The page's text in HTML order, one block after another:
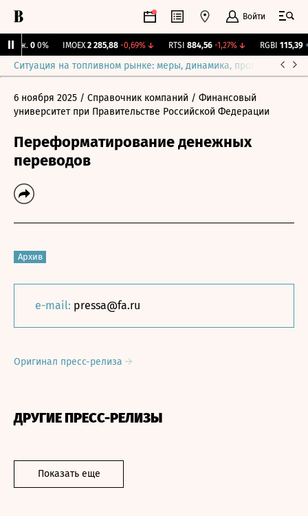
Войти
0 0% IMOEX 2 285,88 -0,69%↓ RTSI 884,56 -1,27%↓ RGBI 115,39
Ситуация на топливном рынке: меры, динамика, прогнозы
6 ноября 2025 / Справочник компаний / Финансовый
университет при Правительстве Российской Федерации
Переформатирование денежных
переводов
Архив
e-mail: pressa@fa.ru
Оригинал пресс-релиза
ДРУГИЕ ПРЕСС-РЕЛИЗЫ
Показать еще